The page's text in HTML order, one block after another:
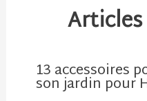
13 accessoires
son jardin pour